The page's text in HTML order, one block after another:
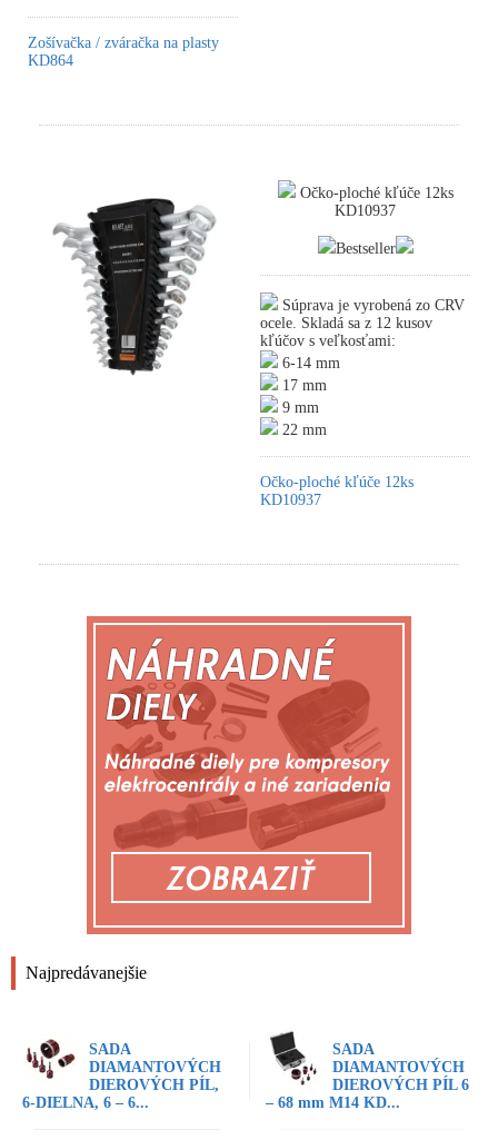
Najpredávanejšie
SADA
DIAMANTOVÝCH
DIEROVÝCH PÍL,
6-DIELNA, 6 – 6...
SADA
DIAMANTOVÝCH
DIEROVÝCH PÍL 6
– 68 mm M14 KD...
Zošívačka / zváračka na plasty
KD864
Očko-ploché kľúče 12ks
KD10937
Bestseller
Súprava je vyrobená zo CRV
ocele. Skladá sa z 12 kusov
kľúčov s veľkosťami:
6-14 mm
17 mm
9 mm
22 mm
Očko-ploché kľúče 12ks
KD10937